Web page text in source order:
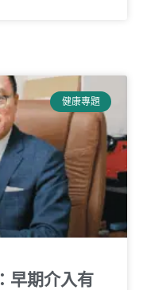
健康專題
早期介入有